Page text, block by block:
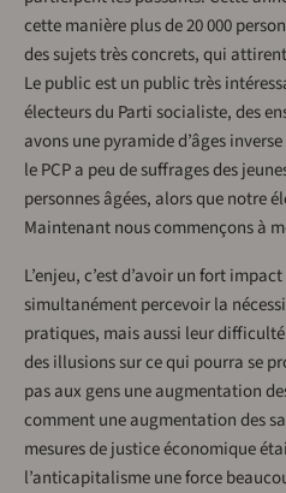
cette manière plus de 20 000
des sujets très concrets, qui
Le public est un public très
électeurs du Parti socialiste, des
avons une pyramide d’âges
le PCP a peu de suffrages des
personnes âgées, alors que notre
Maintenant nous commençons à
L’enjeu, c’est d’avoir un fort
simultanément percevoir la
pratiques, mais aussi leur
des illusions sur ce qui pourra se
pas aux gens une augmentation
comment une augmentation des
mesures de justice économique
l’anticapitalisme une force